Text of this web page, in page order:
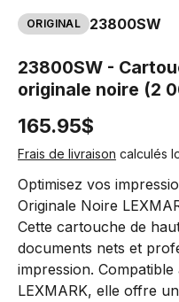
ORIGINAL 23800SW
23800SW -
originale noire (2
165.95$
Frais de livraison calculés
Optimisez vos
Originale Noire
Cette cartouche de
documents nets et
impression.
LEXMARK, elle offre